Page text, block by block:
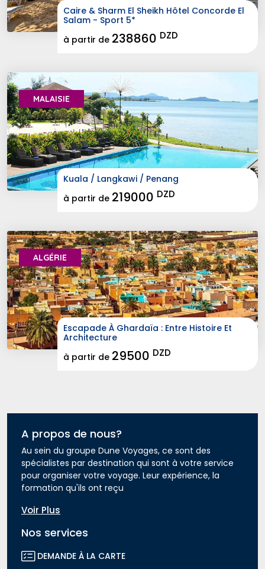
Caire & Sharm El Sheikh Hôtel Concorde El
Salam - Sport 5*
à partir de 238860 DZD
MALAISIE
Kuala / Langkawi / Penang
à partir de 219000 DZD
ALGÉRIE
Escapade À Ghardaïa : Entre Histoire Et
Architecture
à partir de 29500 DZD
A propos de nous?
Au sein du groupe Dune Voyages, ce sont des
spécialistes par destination qui sont à votre service
pour organiser votre voyage. Leur expérience, la
formation qu'ils ont reçu
Voir Plus
Nos services
DEMANDE À LA CARTE